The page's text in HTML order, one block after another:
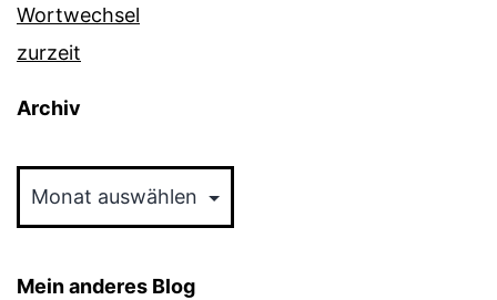
Wortwechsel
zurzeit
Archiv
Mein anderes Blog